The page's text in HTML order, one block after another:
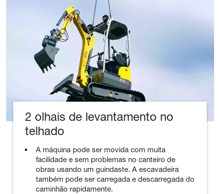
2 olhais de levantamento no
telhado
A máquina pode ser movida com muita
facilidade e sem problemas no canteiro de
obras usando um guindaste. A escavadeira
também pode ser carregada e descarregada do
caminhão rapidamente.